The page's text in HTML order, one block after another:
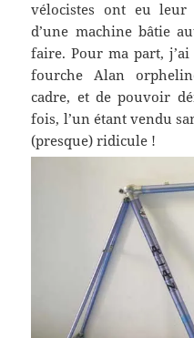
vélocistes ont eu
d’une machine bâtie
faire. Pour ma part,
fourche Alan
cadre, et de pouvoir
fois, l’un étant vendu
(presque) ridicule !